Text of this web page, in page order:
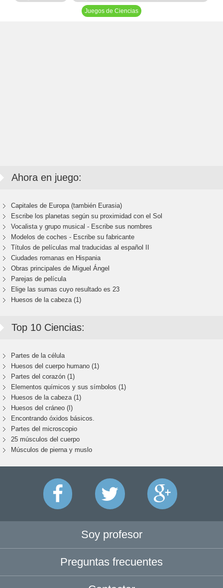
Juegos de Ciencias
Ahora en juego:
Capitales de Europa (también Eurasia)
Escribe los planetas según su proximidad con el Sol
Vocalista y grupo musical - Escribe sus nombres
Modelos de coches - Escribe su fabricante
Títulos de películas mal traducidas al español II
Ciudades romanas en Hispania
Obras principales de Miguel Ángel
Parejas de película
Elige las sumas cuyo resultado es 23
Huesos de la cabeza (1)
Top 10 Ciencias:
Partes de la célula
Huesos del cuerpo humano (1)
Partes del corazón (1)
Elementos químicos y sus símbolos (1)
Huesos de la cabeza (1)
Huesos del cráneo (I)
Encontrando óxidos básicos.
Partes del microscopio
25 músculos del cuerpo
Músculos de pierna y muslo
Soy profesor
Preguntas frecuentes